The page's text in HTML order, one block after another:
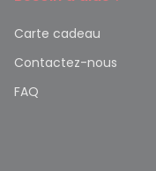
Carte cadeau
Contactez-nous
FAQ